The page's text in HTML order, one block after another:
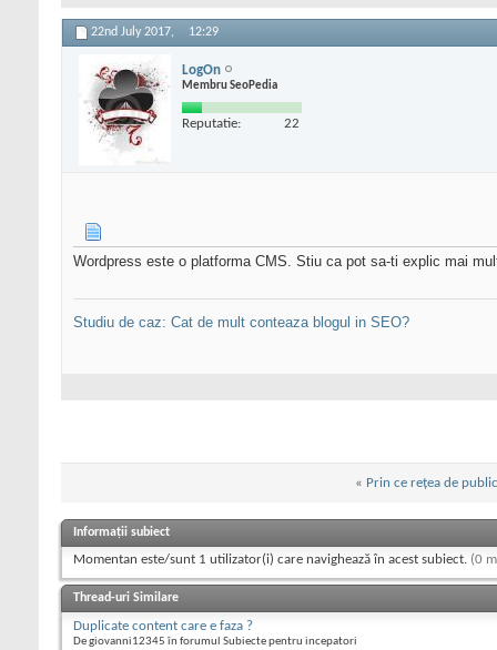
22nd July 2017, 12:29
LogOn
Membru SeoPedia
Reputatie: 22
Wordpress este o platforma CMS. Stiu ca pot sa-ti explic mai
Studiu de caz: Cat de mult conteaza blogul in SEO?
« Prin ce rețea de
Informații subiect
Momentan este/sunt 1 utilizator(i) care navighează în acest subiect. (0
Thread-uri Similare
Duplicate content care e faza ?
De giovanni12345 în forumul Subiecte pentru incepatori